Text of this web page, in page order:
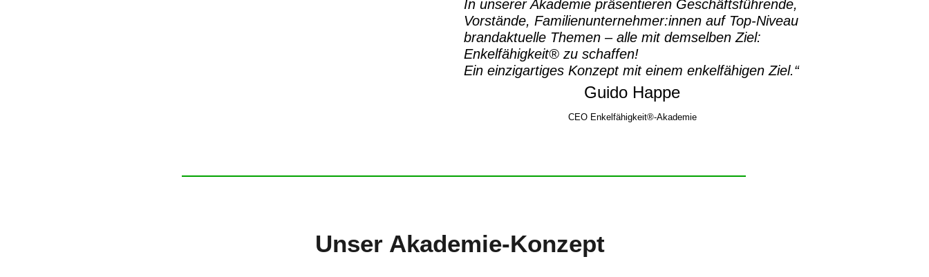
In unserer Akademie präsentieren Geschäftsführende,
Vorstände, Familienunternehmer:innen auf Top-Niveau
brandaktuelle Themen – alle mit demselben Ziel:
Enkelfähigkeit® zu schaffen!
Ein einzigartiges Konzept mit einem enkelfähigen Ziel.“
Guido Happe
CEO Enkelfähigkeit®-Akademie
Unser Akademie-Konzept